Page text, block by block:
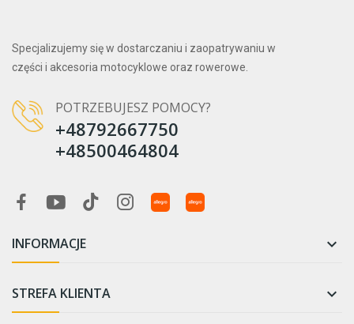
Specjalizujemy się w dostarczaniu i zaopatrywaniu w
części i akcesoria motocyklowe oraz rowerowe.
POTRZEBUJESZ POMOCY?
+48792667750
+48500464804
INFORMACJE 
STREFA KLIENTA 